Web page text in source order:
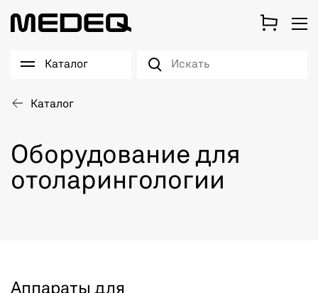
Каталог
Каталог
Оборудование для
отоларингологии
Аппараты для